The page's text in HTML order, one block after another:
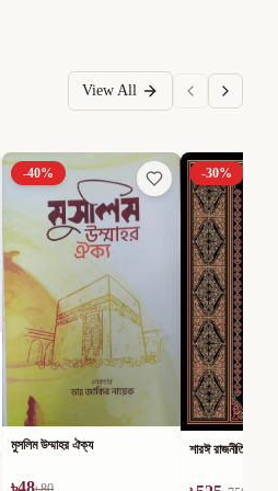
View All
-40%
মুসলিম উম্মাহর ঐক্য
৳48
-30%
শারঈ রাজনীতি